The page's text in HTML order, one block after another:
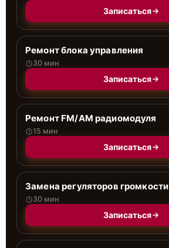
Записаться
Ремонт блока управления
30 мин
Записаться
Ремонт FM/AM радиомодуля
15 мин
Записаться
Замена регуляторов громкости
30 мин
Записаться